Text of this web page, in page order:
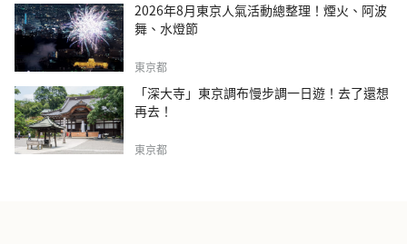
2026年8月東京人氣活動總整理！煙火、阿波
舞、水燈節
東京都
「深大寺」東京調布慢步調一日遊！去了還想
再去！
東京都